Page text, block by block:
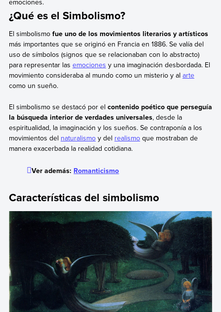
¿Qué es el Simbolismo?
El simbolismofue uno de los movimientos literarios y artísticos
más importantes que se originó en Francia en 1886. Se valía del
uso de símbolos (signos que se relacionaban con lo abstracto)
para representar las emociones y una imaginación desbordada. El
movimiento consideraba al mundo como un misterio y al arte
como un sueño.
El simbolismo se destacó por el contenido poético que perseguía
la búsqueda interior de verdades universales, desde la
espiritualidad, la imaginación y los sueños. Se contraponía a los
movimientos del naturalismoy del realismoque mostraban de
manera exacerbada la realidad cotidiana.
Ver además: Romanticismo
Características del simbolismo